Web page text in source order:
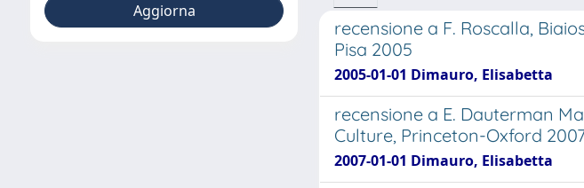
recensione a F. Roscalla,
Pisa 2005
2005-01-01 Dimauro, Elisabetta
recensione a E. Dauterman
Culture, Princeton-Oxford
2007-01-01 Dimauro, Elisabetta